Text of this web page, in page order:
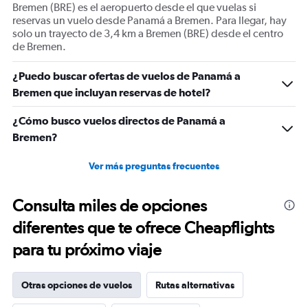
Bremen (BRE) es el aeropuerto desde el que vuelas si
reservas un vuelo desde Panamá a Bremen. Para llegar, hay
solo un trayecto de 3,4 km a Bremen (BRE) desde el centro
de Bremen.
¿Puedo buscar ofertas de vuelos de Panamá a
Bremen que incluyan reservas de hotel?
¿Cómo busco vuelos directos de Panamá a
Bremen?
Ver más preguntas frecuentes
Consulta miles de opciones
diferentes que te ofrece Cheapflights
para tu próximo viaje
Otras opciones de vuelos Rutas alternativas